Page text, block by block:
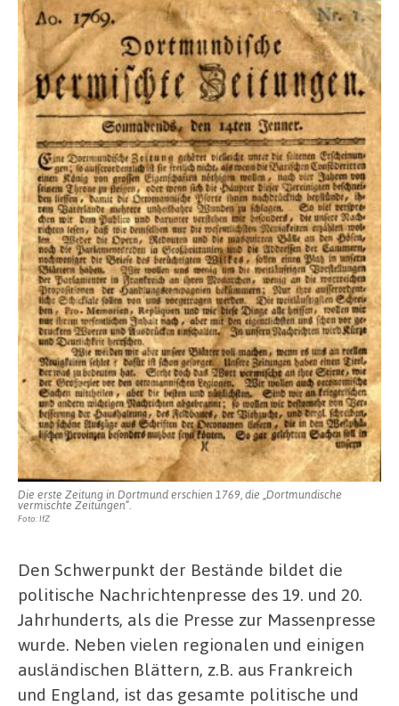
Die erste Zeitung in Dortmund erschien 1769, die „Dortmundische
vermischte Zeitungen“.
Foto: IfZ
Den Schwerpunkt der Bestände bildet die
politische Nachrichtenpresse des 19. und 20.
Jahrhunderts, als die Presse zur Massenpresse
wurde. Neben vielen regionalen und einigen
ausländischen Blättern, z.B. aus Frankreich
und England, ist das gesamte politische und